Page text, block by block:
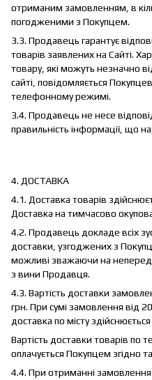
отриманим замовленням, в
погодженими з Покупцем.
3.3. Продавець гарантує
товарів заявлених на Сайті.
товару, які можуть незначно
сайті, повідомляється
телефонному режимі.
3.4. Продавець не несе
правильність інформації, що
4. ДОСТАВКА
4.1. Доставка товарів
Доставка на тимчасово
4.2. Продавець докладе всіх
доставки, узгоджених з
можливі зважаючи на
з вини Продавця.
4.3. Вартість доставки
грн. При сумі замовлення від
доставка по місту
Вартість доставки товарів по
оплачується Покупцем згідно
4.4. При отриманні